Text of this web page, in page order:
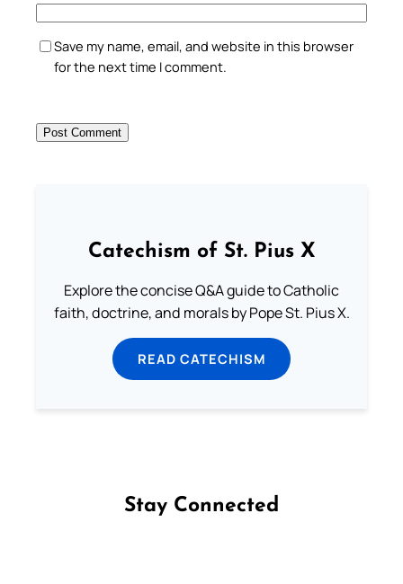
Save my name, email, and website in this browser
for the next time I comment.
Catechism of St. Pius X
Explore the concise Q&A guide to Catholic
faith, doctrine, and morals by Pope St. Pius X.
READ CATECHISM
Stay Connected